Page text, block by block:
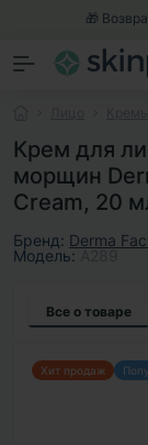
🎁
Крем для
морщин
Cream, 20
Бренд: Derma
Модель:
Все о товаре
Хит продаж